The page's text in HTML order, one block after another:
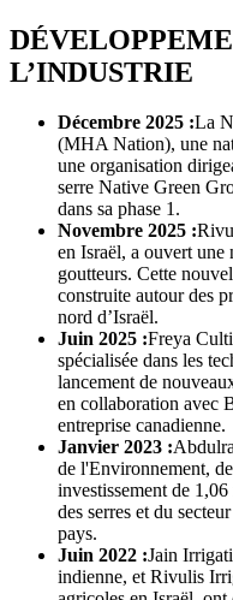
L’INDUSTRIE
Décembre 2025 :La
(MHA Nation), une
une organisation
serre Native Green
dans sa phase 1.
Novembre 2025 :
en Israël, a ouvert
goutteurs. Cette
construite autour des
nord d’Israël.
Juin 2025 :Freya
spécialisée dans les
lancement de
en collaboration avec
entreprise canadienne.
Janvier 2023 :
de l'Environnement,
investissement de
des serres et du
pays.
Juin 2022 :Jain
indienne, et Rivulis